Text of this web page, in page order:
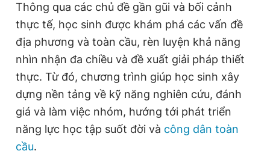
Hotline
0906 645 777
Liên hệ quảng cáo
0908 780 404
Đặt báo Quảng cáo RSS Tòa soạn Chính sách bảo
Tổng biên tập: Nguyễn Ngọc Toàn
Phó tổng biên tập thường trực: Hải Thành
Phó tổng biên tập: Lâm Hiếu Dũng
Phó tổng biên tập: Trần Việt Hưng
Tổng thư ký tòa soạn: Đức Trung
Giấy phép xuất bản số 110/GP - BTTTT cấp ngày 24.3.2020
© 2003-2026 Bản quyền thuộc về Báo Thanh Niên. Cấm sao
Thông qua các chủ đề gần gũi và bối cảnh
thực tế, học sinh được khám phá các vấn đề
địa phương và toàn cầu, rèn luyện khả năng
nhìn nhận đa chiều và đề xuất giải pháp thiết
thực. Từ đó, chương trình giúp học sinh xây
dựng nền tảng về kỹ năng nghiên cứu, đánh
giá và làm việc nhóm, hướng tới phát triển
năng lực học tập suốt đời và công dân toàn
cầu.